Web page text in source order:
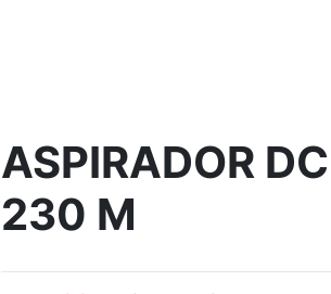
ASPIRADOR DC
230 M